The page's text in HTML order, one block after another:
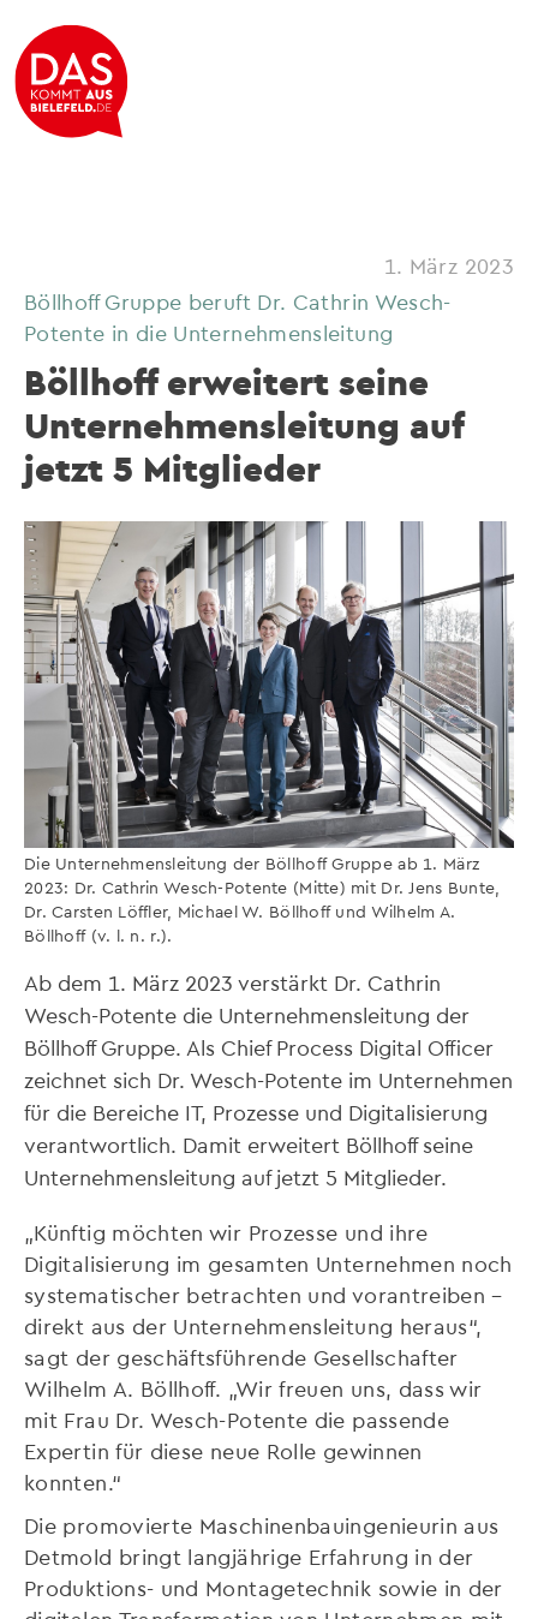
1. März 2023
Böllhoff Gruppe beruft Dr. Cathrin Wesch-
Potente in die Unternehmensleitung
Böllhoff erweitert seine
Unternehmensleitung auf
jetzt 5 Mitglieder
Die Unternehmensleitung der Böllhoff Gruppe ab 1. März
2023: Dr. Cathrin Wesch-Potente (Mitte) mit Dr. Jens Bunte,
Dr. Carsten Löffler, Michael W. Böllhoff und Wilhelm A.
Böllhoff (v. l. n. r.).
Ab dem 1. März 2023 verstärkt Dr. Cathrin
Wesch-Potente die Unternehmensleitung der
Böllhoff Gruppe. Als Chief Process Digital Officer
zeichnet sich Dr. Wesch-Potente im Unternehmen
für die Bereiche IT, Prozesse und Digitalisierung
verantwortlich. Damit erweitert Böllhoff seine
Unternehmensleitung auf jetzt 5 Mitglieder.
„Künftig möchten wir Prozesse und ihre
Digitalisierung im gesamten Unternehmen noch
systematischer betrachten und vorantreiben –
direkt aus der Unternehmensleitung heraus“,
sagt der geschäftsführende Gesellschafter
Wilhelm A. Böllhoff. „Wir freuen uns, dass wir
mit Frau Dr. Wesch-Potente die passende
Expertin für diese neue Rolle gewinnen
konnten.“
Die promovierte Maschinenbauingenieurin aus
Detmold bringt langjährige Erfahrung in der
Produktions- und Montagetechnik sowie in der